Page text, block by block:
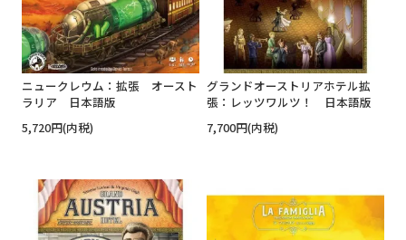
ニュークレウム：拡張 オースト
ラリア 日本語版
5,720円(内税)
グランドオーストリアホテル拡
張：レッツワルツ！ 日本語版
7,700円(内税)